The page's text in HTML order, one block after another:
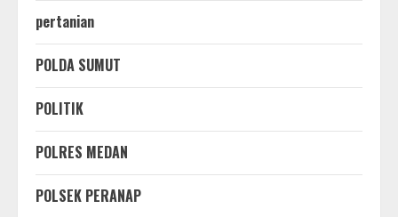
pertanian
POLDA SUMUT
POLITIK
POLRES MEDAN
POLSEK PERANAP